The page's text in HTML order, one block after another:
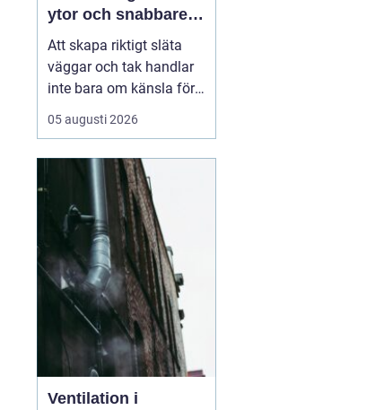
ytor och snabbare
arbete
Att skapa riktigt släta
väggar och tak handlar
inte bara om känsla för
finish. Valet av metod
och material påverkar
tidsåtgång och
slutresultat. Härkommer
Sprutspackel insom ett
mo...
05 augusti 2026
Ventilation i